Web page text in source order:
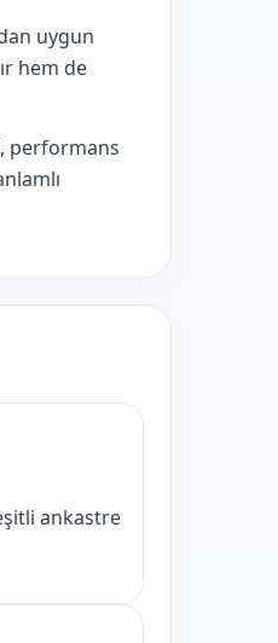
uygun
hem de
performans
ankastre